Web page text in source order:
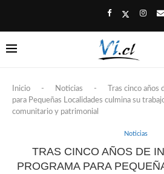
Inicio - Noticias -
Tras cinco
para Pequeñas Localidades culmina su
comunitario y patrimonial
Noticias
TRAS CINCO AÑOS DE
PROGRAMA PARA